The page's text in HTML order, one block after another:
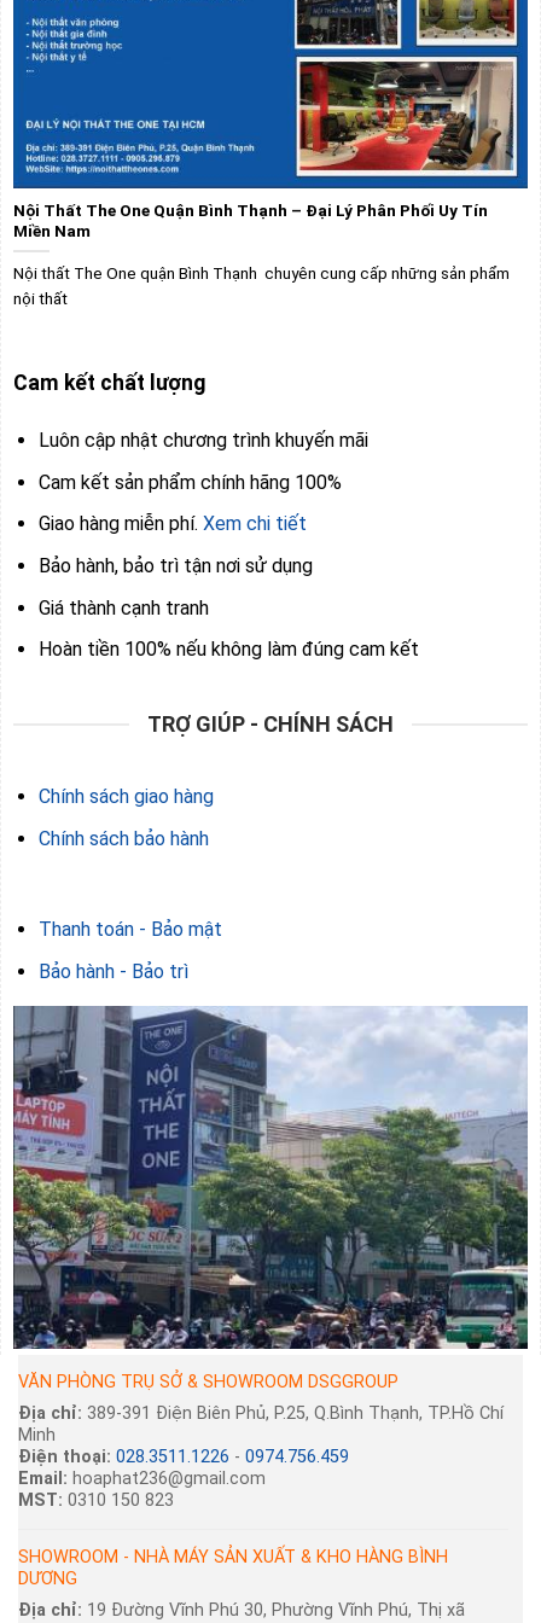
Nội Thất The One Quận Bình Thạnh – Đại Lý Phân Phối Uy Tín
Miền Nam
Nội thất The One quận Bình Thạnh chuyên cung cấp những sản phẩm
nội thất
Cam kết chất lượng
Luôn cập nhật chương trình khuyến mãi
Cam kết sản phẩm chính hãng 100%
Giao hàng miễn phí. Xem chi tiết
Bảo hành, bảo trì tận nơi sử dụng
Giá thành cạnh tranh
Hoàn tiền 100% nếu không làm đúng cam kết
TRỢ GIÚP - CHÍNH SÁCH
Chính sách giao hàng
Chính sách bảo hành
Thanh toán - Bảo mật
Bảo hành - Bảo trì
VĂN PHÒNG TRỤ SỞ & SHOWROOM DSGGROUP
Địa chỉ: 389-391 Điện Biên Phủ, P.25, Q.Bình Thạnh, TP.Hồ Chí
Minh
Điện thoại: 028.3511.1226 - 0974.756.459
Email: hoaphat236@gmail.com
MST: 0310 150 823
SHOWROOM - NHÀ MÁY SẢN XUẤT & KHO HÀNG BÌNH
DƯƠNG
Địa chỉ: 19 Đường Vĩnh Phú 30, Phường Vĩnh Phú, Thị xã